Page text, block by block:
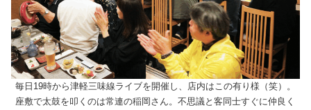
毎日19時から津軽三味線ライブを開催し、店内はこの有り様（笑）。
座敷で太鼓を叩くのは常連の稲岡さん。不思議と客同士すぐに仲良く